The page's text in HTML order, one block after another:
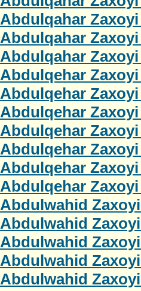
Abdulqahar
Abdulqahar
Abdulqahar
Abdulqehar
Abdulqehar
Abdulqehar
Abdulqehar Zaxoyi
Abdulqehar
Abdulqehar
Abdulqehar
Abdulwahid
Abdulwahid
Abdulwahid
Abdulwahid
Abdulwahid